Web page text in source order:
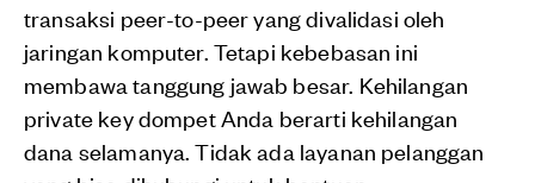
transaksi peer-to-peer yang divalidasi oleh
jaringan komputer. Tetapi kebebasan ini
membawa tanggung jawab besar. Kehilangan
private key dompet Anda berarti kehilangan
dana selamanya. Tidak ada layanan pelanggan